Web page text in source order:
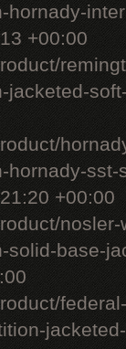
hornady-
+00:00
+00:00
solid-base-